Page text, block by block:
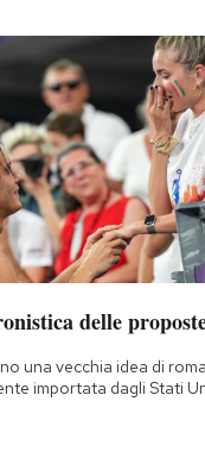
delle
una vecchia idea di
importata dagli Stati